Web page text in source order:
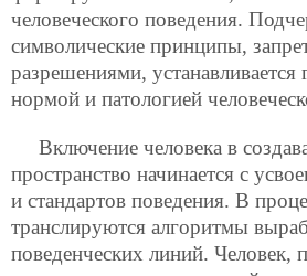
человеческого поведения.
символические принципы,
разрешениями,
нормой и патологией
Включение человека в
пространство начинается с
и стандартов поведения. В
транслируются алгоритмы
поведенческих линий. Человек,